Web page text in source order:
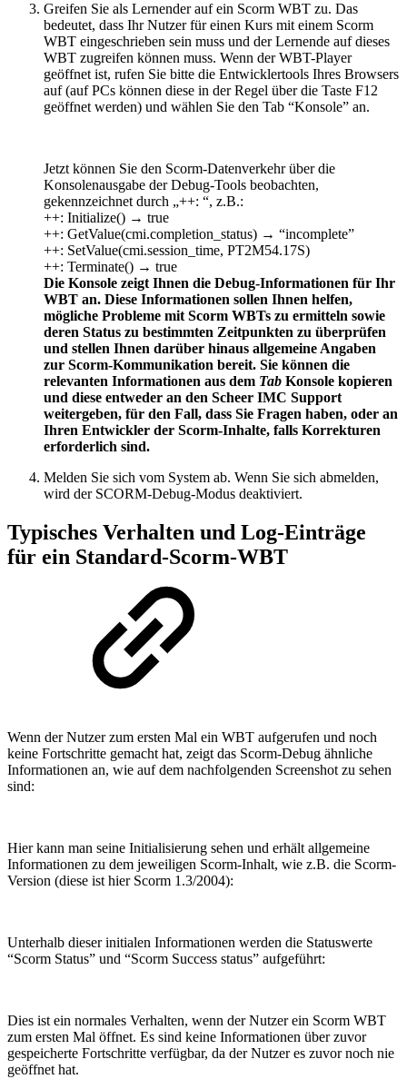
Greifen Sie als Lernender auf ein Scorm WBT zu. Das
bedeutet, dass Ihr Nutzer für einen Kurs mit einem Scorm
WBT eingeschrieben sein muss und der Lernende auf dieses
WBT zugreifen können muss. Wenn der WBT-Player
geöffnet ist, rufen Sie bitte die Entwicklertools Ihres Browsers
auf (auf PCs können diese in der Regel über die Taste F12
geöffnet werden) und wählen Sie den Tab “Konsole” an.
Jetzt können Sie den Scorm-Datenverkehr über die
Konsolenausgabe der Debug-Tools beobachten,
gekennzeichnet durch „++: “, z.B.:
++: Initialize() → true
++: GetValue(cmi.completion_status) → “incomplete”
++: SetValue(cmi.session_time, PT2M54.17S)
++: Terminate() → true
Die Konsole zeigt Ihnen die Debug-Informationen für Ihr
WBT an. Diese Informationen sollen Ihnen helfen,
mögliche Probleme mit Scorm WBTs zu ermitteln sowie
deren Status zu bestimmten Zeitpunkten zu überprüfen
und stellen Ihnen darüber hinaus allgemeine Angaben
zur Scorm-Kommunikation bereit. Sie können die
relevanten Informationen aus dem Tab Konsole kopieren
und diese entweder an den Scheer IMC Support
weitergeben, für den Fall, dass Sie Fragen haben, oder an
Ihren Entwickler der Scorm-Inhalte, falls Korrekturen
erforderlich sind.
Melden Sie sich vom System ab. Wenn Sie sich abmelden,
wird der SCORM-Debug-Modus deaktiviert.
Typisches Verhalten und Log-Einträge
für ein Standard-Scorm-WBT
Wenn der Nutzer zum ersten Mal ein WBT aufgerufen und noch
keine Fortschritte gemacht hat, zeigt das Scorm-Debug ähnliche
Informationen an, wie auf dem nachfolgenden Screenshot zu sehen
sind:
Hier kann man seine Initialisierung sehen und erhält allgemeine
Informationen zu dem jeweiligen Scorm-Inhalt, wie z.B. die Scorm-
Version (diese ist hier Scorm 1.3/2004):
Unterhalb dieser initialen Informationen werden die Statuswerte
“Scorm Status” und “Scorm Success status” aufgeführt:
Dies ist ein normales Verhalten, wenn der Nutzer ein Scorm WBT
zum ersten Mal öffnet. Es sind keine Informationen über zuvor
gespeicherte Fortschritte verfügbar, da der Nutzer es zuvor noch nie
geöffnet hat.